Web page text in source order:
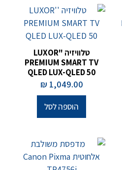
טלוויזיה "LUXOR
PREMIUM SMART TV
QLED LUX-QLED 50
1,049.00
₪
הוספה לסל